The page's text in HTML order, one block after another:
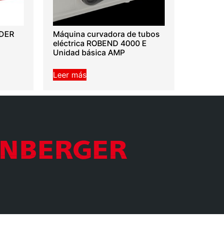
Máquina curvadora de tubos
eléctrica ROBEND 4000 E
Unidad básica AMP
Leer más